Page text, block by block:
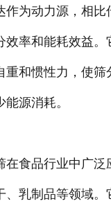
作为动力源，相比
效率和能耗效益。
重和惯性力，使筛
源消耗。
食品行业中广泛
、乳制品等领域。